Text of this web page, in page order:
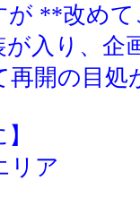
が **改め
が入り、企
再開の目処
リア